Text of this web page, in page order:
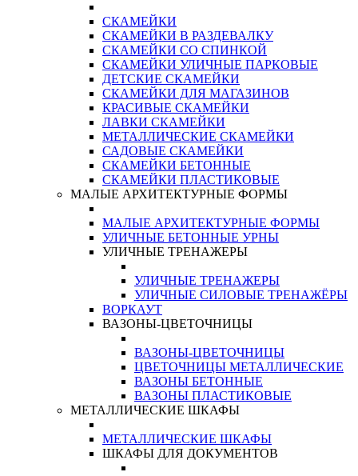
СКАМЕЙКИ
СКАМЕЙКИ В РАЗДЕВАЛКУ
СКАМЕЙКИ СО СПИНКОЙ
СКАМЕЙКИ УЛИЧНЫЕ ПАРКОВЫЕ
ДЕТСКИЕ СКАМЕЙКИ
СКАМЕЙКИ ДЛЯ МАГАЗИНОВ
КРАСИВЫЕ СКАМЕЙКИ
ЛАВКИ СКАМЕЙКИ
МЕТАЛЛИЧЕСКИЕ СКАМЕЙКИ
САДОВЫЕ СКАМЕЙКИ
СКАМЕЙКИ БЕТОННЫЕ
СКАМЕЙКИ ПЛАСТИКОВЫЕ
МАЛЫЕ АРХИТЕКТУРНЫЕ ФОРМЫ
МАЛЫЕ АРХИТЕКТУРНЫЕ ФОРМЫ
УЛИЧНЫЕ БЕТОННЫЕ УРНЫ
УЛИЧНЫЕ ТРЕНАЖЕРЫ
УЛИЧНЫЕ ТРЕНАЖЕРЫ
УЛИЧНЫЕ СИЛОВЫЕ ТРЕНАЖЁРЫ
ВОРКАУТ
ВАЗОНЫ-ЦВЕТОЧНИЦЫ
ВАЗОНЫ-ЦВЕТОЧНИЦЫ
ЦВЕТОЧНИЦЫ МЕТАЛЛИЧЕСКИЕ
ВАЗОНЫ БЕТОННЫЕ
ВАЗОНЫ ПЛАСТИКОВЫЕ
МЕТАЛЛИЧЕСКИЕ ШКАФЫ
МЕТАЛЛИЧЕСКИЕ ШКАФЫ
ШКАФЫ ДЛЯ ДОКУМЕНТОВ